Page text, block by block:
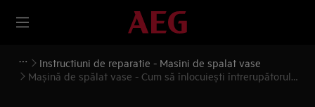
Instructiuni de reparatie - Masini de spalat vase
Mașină de spălat vase - Cum să înlocuiești întrerupătorul